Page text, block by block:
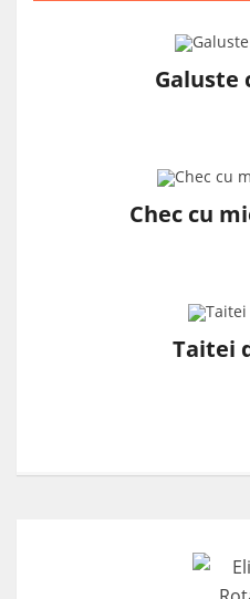
Galuste
Chec cu
Taitei